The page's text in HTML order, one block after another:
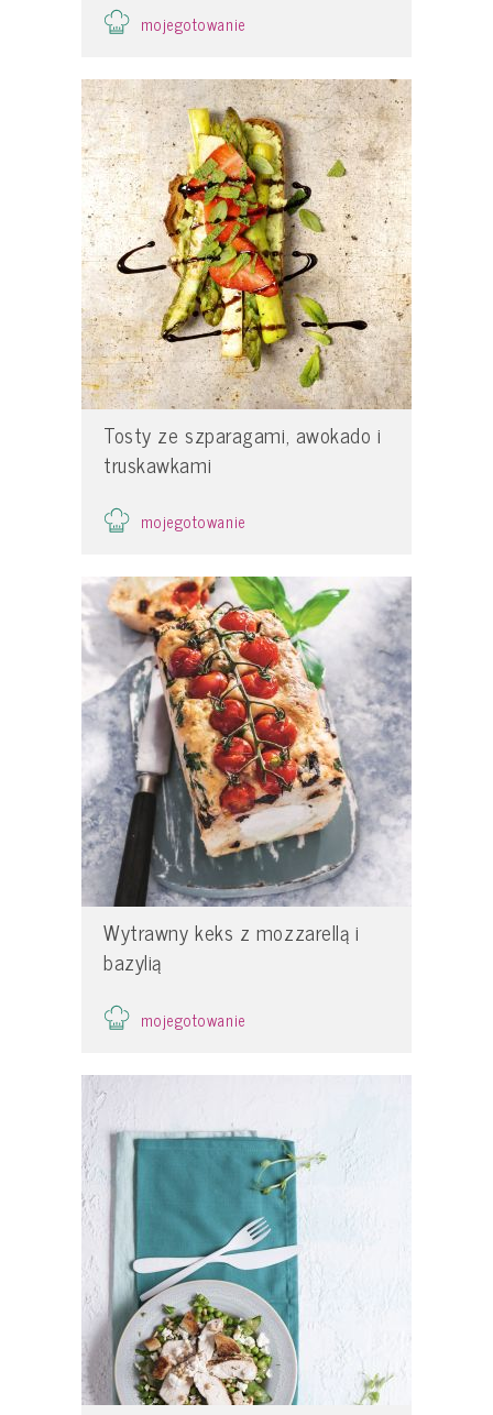
mojegotowanie
Tosty ze szparagami, awokado i
truskawkami
mojegotowanie
Wytrawny keks z mozzarellą i
bazylią
mojegotowanie